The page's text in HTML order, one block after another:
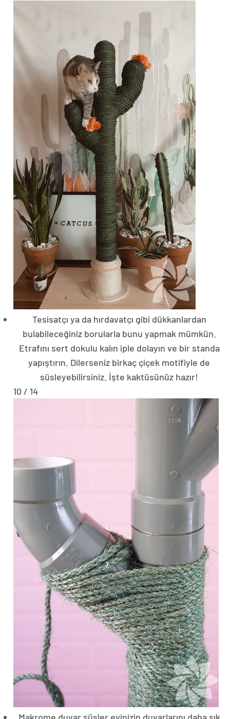
Tesisatçı ya da hırdavatçı gibi dükkanlardan
bulabileceğiniz borularla bunu yapmak mümkün.
Etrafını sert dokulu kalın iple dolayın ve bir standa
yapıştırın. Dilerseniz birkaç çiçek motifiyle de
süsleyebilirsiniz. İşte kaktüsünüz hazır!
10 / 14